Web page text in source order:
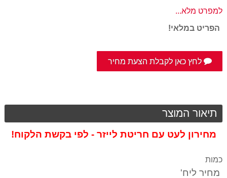
למפרט מלא...
הפריט במלאי!
לחץ כאן לקבלת הצעת מחיר
תיאור המוצר
מחירון לעט עם חריטת לייזר - לפי בקשת הלקוח!
כמות
מחיר ליח'